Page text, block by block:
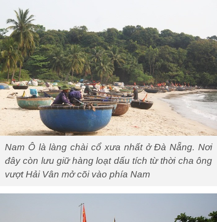
Nam Ô là làng chài cổ xưa nhất ở Đà Nẵng. Nơi
đây còn lưu giữ hàng loạt dấu tích từ thời cha ông
vượt Hải Vân mở cõi vào phía Nam